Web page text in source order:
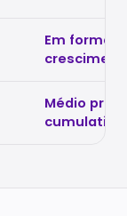
Em
Médio
cumulativo